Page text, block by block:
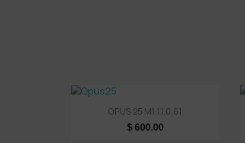
Vista rápida
OPUS 25 M1 11.0.61
$ 600.00